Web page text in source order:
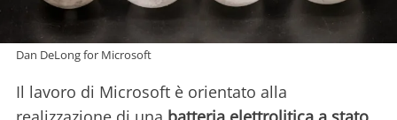
Dan DeLong for Microsoft
Il lavoro di Microsoft è orientato alla